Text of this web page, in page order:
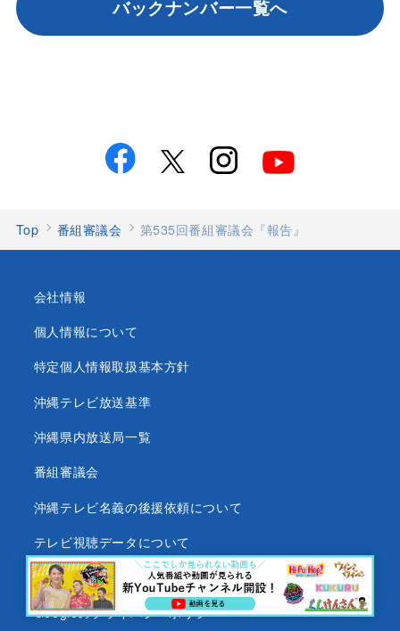
バックナンバー一覧へ
Top 番組審議会 第535回番組審議会『報告』
会社情報
個人情報について
特定個人情報取扱基本方針
沖縄テレビ放送基準
沖縄県内放送局一覧
番組審議会
沖縄テレビ名義の後援依頼について
テレビ視聴データについて
緊急地震速報について
Googleのプライバシーポリシー